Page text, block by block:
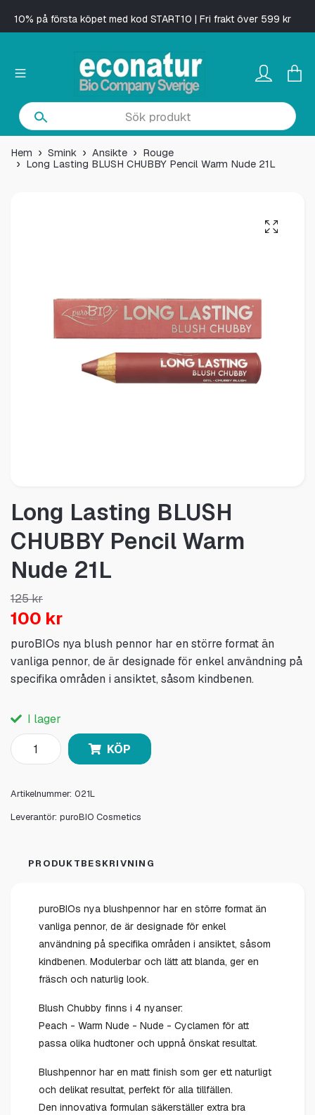
10% på första köpet med kod START10 | Fri frakt över 599 kr
Hem Smink Ansikte
Rouge
Long Lasting BLUSH CHUBBY Pencil Warm Nude 21L
Long Lasting BLUSH
CHUBBY Pencil Warm
Nude 21L
125 kr
100 kr
puroBIOs nya blush pennor har en större format än
vanliga pennor, de är designade för enkel användning på
specifika områden i ansiktet, såsom kindbenen.
I lager
KÖP
Artikelnummer: 021L
Leverantör: puroBIO Cosmetics
PRODUKTBESKRIVNING
puroBIOs nya blushpennor har en större format än
vanliga pennor, de är designade för enkel
användning på specifika områden i ansiktet, såsom
kindbenen. Modulerbar och lätt att blanda, ger en
fräsch och naturlig look.
Blush Chubby finns i 4 nyanser:
Peach - Warm Nude - Nude - Cyclamen för att
passa olika hudtoner och uppnå önskat resultat.
Blushpennor har en matt finish som ger ett naturligt
och delikat resultat, perfekt för alla tillfällen.
Den innovativa formulan säkerställer extra bra